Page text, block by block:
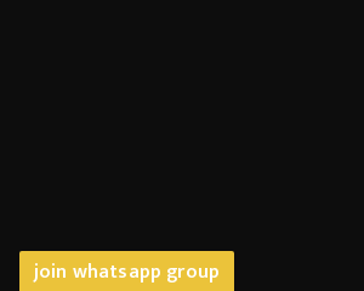
join whatsapp group